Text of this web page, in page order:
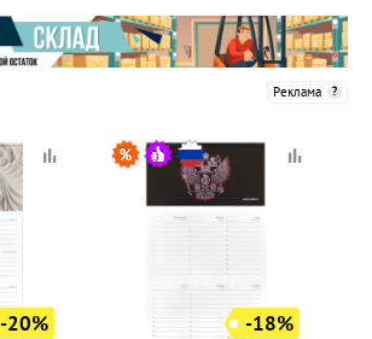
Реклама
-20% -18%